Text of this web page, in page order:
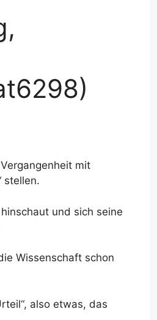
mit
stellen.
und sich seine
Wissenschaft schon
also etwas, das